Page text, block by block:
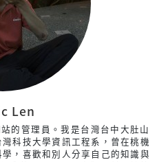
Len
的管理員。我是台灣台中大肚山
科技大學資訊工程系，曾在桃機
，喜歡和別人分享自己的知識與